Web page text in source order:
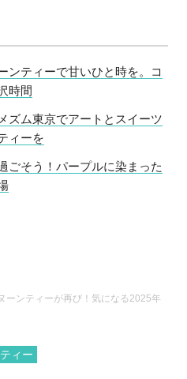
ンティーで甘いひと時を。コ
時間
ズム東京でアートとスイーツ
ィーを
ごそう！パープルに染まった
ーンティーが再び！気になる2025年
ィー